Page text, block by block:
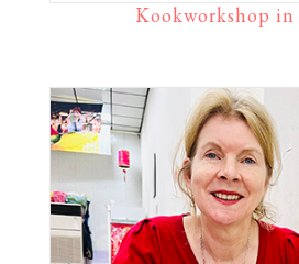
Kookworkshop in